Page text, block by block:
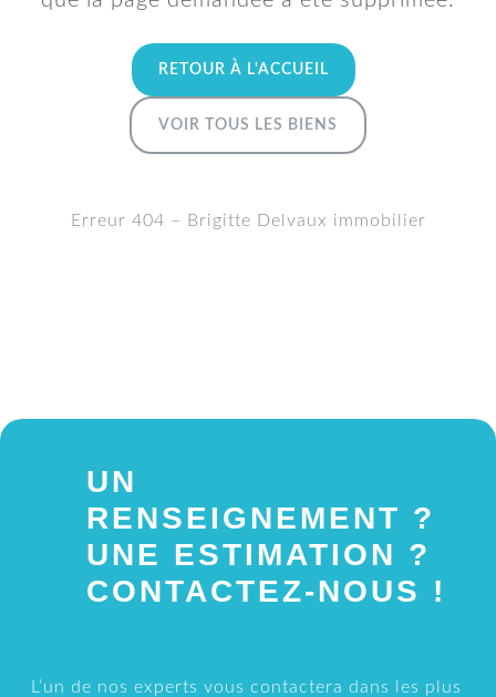
RETOUR À L'ACCUEIL
VOIR TOUS LES BIENS
Erreur 404 – Brigitte Delvaux immobilier
UN
RENSEIGNEMENT ?
UNE ESTIMATION ?
CONTACTEZ-NOUS !
L’un de nos experts vous contactera dans les plus